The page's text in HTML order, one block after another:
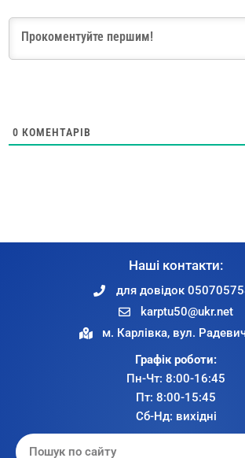
0 КОМЕНТАРІВ
Наші контакти:
для довідок
karptu50@ukr.net
м. Карлівка, вул.
Графік роботи:
Пн-Чт: 8:00-16:45
Пт: 8:00-15:45
Сб-Нд: вихідні